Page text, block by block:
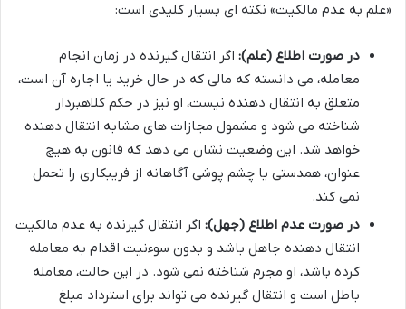
«علم به عدم مالکیت» نکته ای بسیار کلیدی است:
در صورت اطلاع (علم): اگر انتقال گیرنده در زمان انجام
معامله، می دانسته که مالی که در حال خرید یا اجاره آن است،
متعلق به انتقال دهنده نیست، او نیز در حکم کلاهبردار
شناخته می شود و مشمول مجازات های مشابه انتقال دهنده
خواهد شد. این وضعیت نشان می دهد که قانون به هیچ
عنوان، همدستی یا چشم پوشی آگاهانه از فریبکاری را تحمل
نمی کند.
در صورت عدم اطلاع (جهل): اگر انتقال گیرنده به عدم مالکیت
انتقال دهنده جاهل باشد و بدون سوءنیت اقدام به معامله
کرده باشد، او مجرم شناخته نمی شود. در این حالت، معامله
باطل است و انتقال گیرنده می تواند برای استرداد مبلغ